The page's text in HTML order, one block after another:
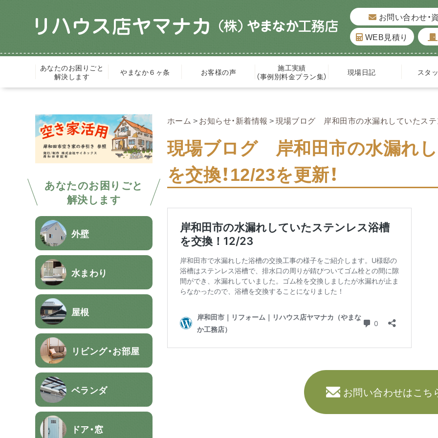
お問い合わせ・
WEB見積り
あなたのお困りごと
解決します
やまなか６ヶ条 お客様の声
施工実績
（事例別料金プラン集）
現場日記 スタ
あなたのお困りごと
解決します
外壁
水まわり
屋根
リビング・お部屋
ベランダ
ドア・窓
ホーム お知らせ・新着情報 現場ブログ 岸和田市の水漏れしていたステ
現場ブログ 岸和田市の水漏れ
を交換！12/23を更新！
お問い合わせはこち